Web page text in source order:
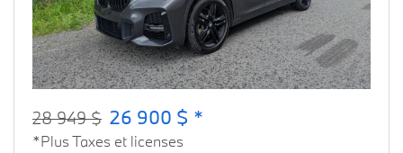
28 949 $ 26 900 $ *
*Plus Taxes et licenses